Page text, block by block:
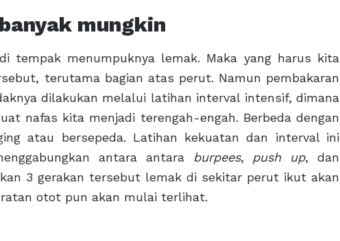
mungkin
tempak menumpuknya lemak. Maka yang harus kita
terutama bagian atas perut. Namun pembakaran
dilakukan melalui latihan interval intensif, dimana
nafas kita menjadi terengah-engah. Berbeda dengan
atau bersepeda. Latihan kekuatan dan interval ini
antara antara
burpees, push up, dan
3 gerakan tersebut lemak di sekitar perut ikut akan
otot pun akan mulai terlihat.